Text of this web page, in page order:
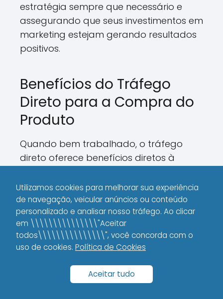
estratégia sempre que necessário e
assegurando que seus investimentos em
marketing estejam gerando resultados
positivos.
Benefícios do Tráfego
Direto para a Compra do
Produto
Quando bem trabalhado, o tráfego
direto oferece benefícios diretos à
compra do produto ou serviço que
você oferece.
Maior Engajamento: Visitantes que
acessam diretamente o site tendem a
ter um nível de interesse e engajamento
mais elevado com sua marca. Esse
engajamento é crucial para
Utilizamos cookies para melhorar sua experiência
de navegação, veicular anúncios ou conteúdo
personalizado e analisar nosso tráfego. Ao clicar
em \\\\\\\\\\\\\\\"Aceitar
todos\\\\\\\\\\\\\\\", você concorda com o
uso de cookies. Política de Cookies
Aceitar tudo